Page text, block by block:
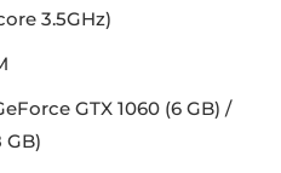
3.5GHz)
GTX 1060 (6 GB) /
GB)